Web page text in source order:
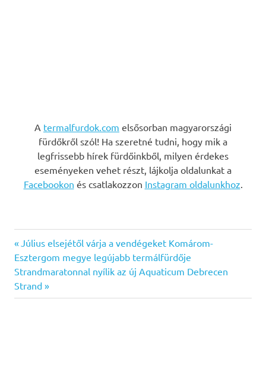
A termalfurdok.com elsősorban magyarországi
fürdőkről szól! Ha szeretné tudni, hogy mik a
legfrissebb hírek fürdőinkből, milyen érdekes
eseményeken vehet részt, lájkolja oldalunkat a
Facebookon és csatlakozzon Instagram oldalunkhoz.
Bejegyzés
navigáció
Previous
Post:
Július elsejétől várja a vendégeket Komárom-
Esztergom megye legújabb termálfürdője
Next
Post:
Strandmaratonnal nyílik az új Aquaticum Debrecen
Strand